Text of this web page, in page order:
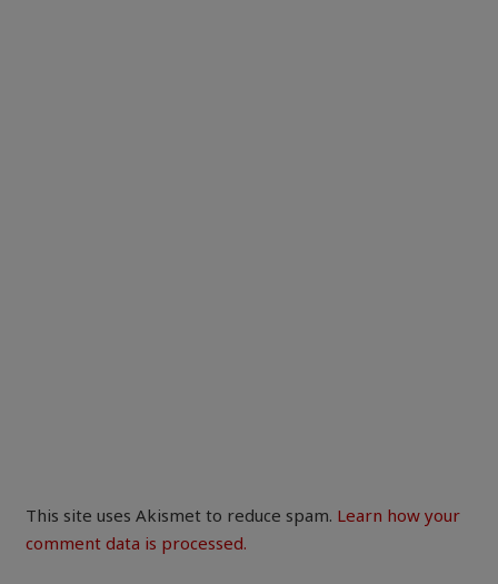
This site uses Akismet to reduce spam. Learn how your
comment data is processed.